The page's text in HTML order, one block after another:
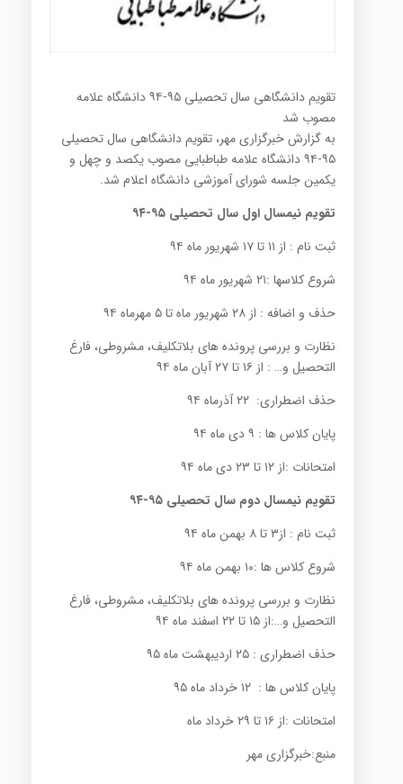
تقویم دانشگاهی سال تحصیلی ۹۵-۹۴ دانشگاه علامه
مصوب شد
به گزارش خبرگزاری مهر، تقویم دانشگاهی سال تحصیلی
۹۵-۹۴ دانشگاه علامه طباطبایی مصوب یکصد و چهل و
یکمین جلسه شورای آموزشی دانشگاه اعلام شد.
تقویم نیمسال اول سال تحصیلی ۹۵-۹۴
ثبت نام : از ۱۱ تا ۱۷ شهریور ماه ۹۴
شروع کلاسها :۲۱ شهریور ماه ۹۴
حذف و اضافه : از ۲۸ شهریور ماه تا ۵ مهرماه ۹۴
نظارت و بررسی پرونده های بلاتکلیف، مشروطی، فارغ
التحصیل و… : از ۱۶ تا ۲۷ آبان ماه ۹۴
حذف اضطراری: ۲۲ آذرماه ۹۴
پایان کلاس ها : ۹ دی ماه ۹۴
امتحانات :از ۱۲ تا ۲۳ دی ماه ۹۴
تقویم نیمسال دوم سال تحصیلی ۹۵-۹۴
ثبت نام : از۳ تا ۸ بهمن ماه ۹۴
شروع کلاس ها :۱۰ بهمن ماه ۹۴
نظارت و بررسی پرونده های بلاتکلیف، مشروطی، فارغ
التحصیل و…:از ۱۵ تا ۲۲ اسفند ماه ۹۴
حذف اضطراری : ۲۵ اردیبهشت ماه ۹۵
پایان کلاس ها : ۱۲ خرداد ماه ۹۵
امتحانات :از ۱۶ تا ۲۹ خرداد ماه
منبع:خبرگزاری مهر